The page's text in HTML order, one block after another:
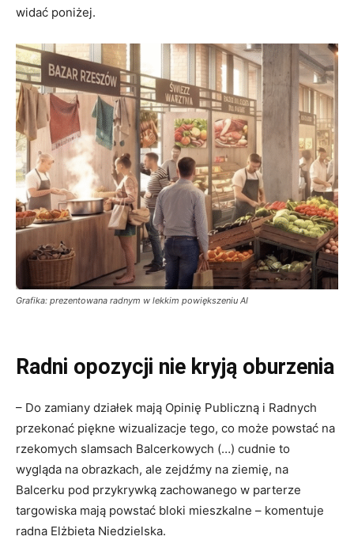
widać poniżej.
Grafika: prezentowana radnym w lekkim powiększeniu AI
Radni opozycji nie kryją oburzenia
– Do zamiany działek mają Opinię Publiczną i Radnych
przekonać piękne wizualizacje tego, co może powstać na
rzekomych slamsach Balcerkowych (…) cudnie to
wygląda na obrazkach, ale zejdźmy na ziemię, na
Balcerku pod przykrywką zachowanego w parterze
targowiska mają powstać bloki mieszkalne – komentuje
radna Elżbieta Niedzielska.